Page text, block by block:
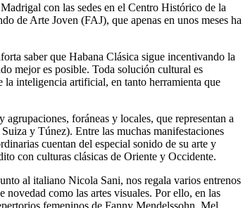
con las sedes en el Centro Histórico de la
de Arte Joven (FAJ), que apenas en unos meses ha
saber que Habana Clásica sigue incentivando la
mejor es posible. Toda solución cultural es
la inteligencia artificial, en tanto herramienta que
foráneas y locales, que representan a
y Túnez). Entre las muchas manifestaciones
cuentan del especial sonido de su arte y
con culturas clásicas de Oriente y Occidente.
al italiano Nicola Sani, nos regala varios entrenos
novedad como las artes visuales. Por ello, en las
femeninos de Fanny Mendelssohn, Mel